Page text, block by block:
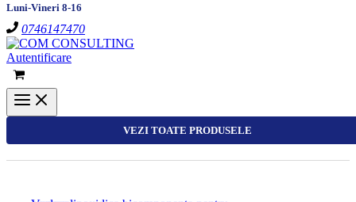
Luni-Vineri 8-16
0746147470
Autentificare
VEZI TOATE PRODUSELE